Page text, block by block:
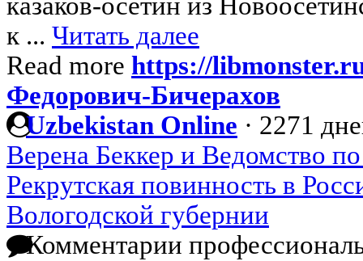
казаков-осетин из
к ... Читать далее
Read more https://
Федорович-Бичерахов
Uzbekistan Online · 2271
Верена Беккер и Ведомство
Рекрутская повинность в
Вологодской губернии
Комментарии